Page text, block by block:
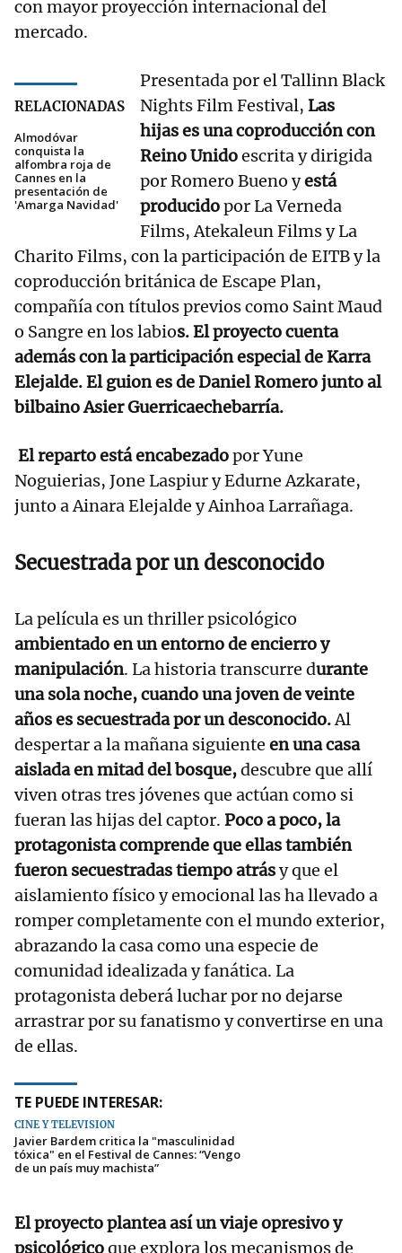
con mayor proyección internacional del
mercado.
RELACIONADAS
Almodóvar
conquista la
alfombra roja de
Cannes en la
presentación de
'Amarga Navidad'
Presentada por el Tallinn Black
Nights Film Festival, Las
hijas es una coproducción con
Reino Unidoescrita y dirigida
por Romero Bueno yestá
producidopor La Verneda
Films, Atekaleun Films y La
Charito Films, con la participación de EITB y la
coproducción británica de Escape Plan,
compañía con títulos previos como Saint Maud
o Sangre en los labios. El proyecto cuenta
además con la participación especial de Karra
Elejalde. El guion es de Daniel Romero junto al
bilbaino Asier Guerricaechebarría.
El reparto está encabezadopor Yune
Noguierias, Jone Laspiur y Edurne Azkarate,
junto a Ainara Elejalde y Ainhoa Larrañaga.
Secuestrada por un desconocido
La película es un thriller psicológico
ambientado en un entorno de encierro y
manipulación. La historia transcurre durante
una sola noche, cuando una joven de veinte
años es secuestrada por un desconocido.Al
despertar a la mañana siguiente en una casa
aislada en mitad del bosque,descubre que allí
viven otras tres jóvenes que actúan como si
fueran las hijas del captor. Poco a poco, la
protagonista comprende que ellas también
fueron secuestradas tiempo atrásy que el
aislamiento físico y emocional las ha llevado a
romper completamente con el mundo exterior,
abrazando la casa como una especie de
comunidad idealizada y fanática. La
protagonista deberá luchar por no dejarse
arrastrar por su fanatismo y convertirse en una
de ellas.
TE PUEDE INTERESAR:
CINE Y TELEVISIÓN
Javier Bardem critica la "masculinidad
tóxica" en el Festival de Cannes: “Vengo
de un país muy machista”
El proyecto plantea así un viaje opresivo y
psicológicoque explora los mecanismos de